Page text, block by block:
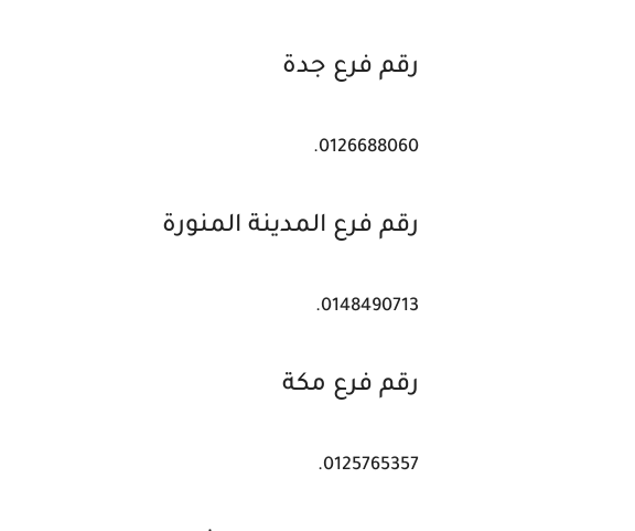
رقم فرع جدة
0126688060.
رقم فرع المدينة المنورة
0148490713.
رقم فرع مكة
0125765357.